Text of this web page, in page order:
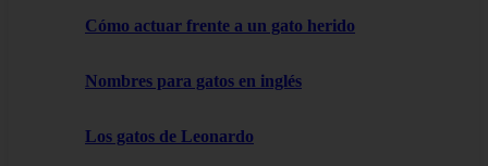
Cómo actuar frente a un gato herido
Nombres para gatos en inglés
Los gatos de Leonardo